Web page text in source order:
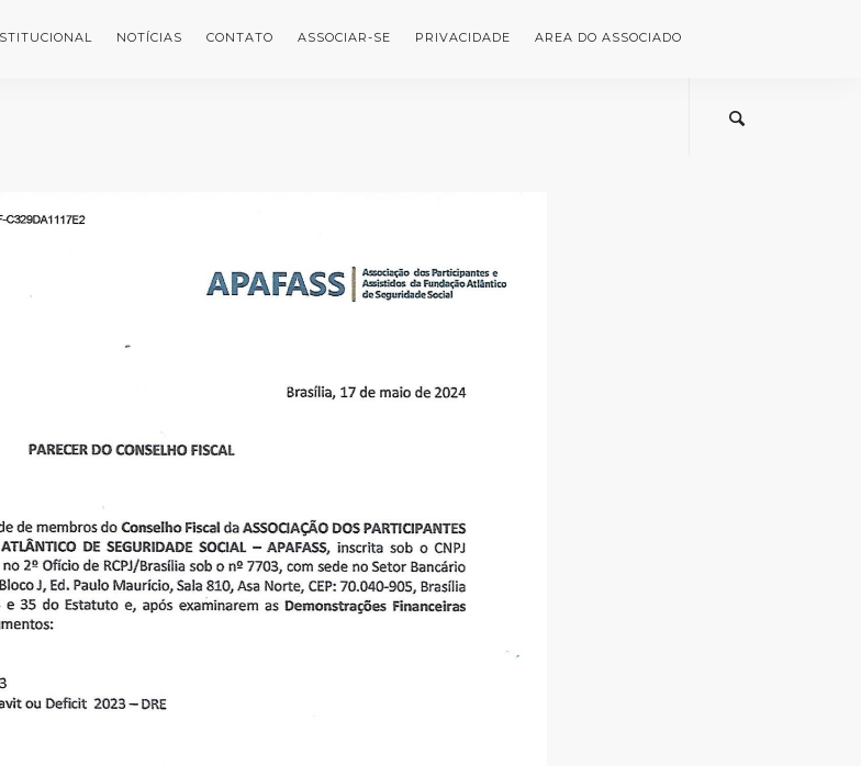
NOTÍCIAS CONTATO ASSOCIAR-SE PRIVACIDADE AREA DO ASSOCIADO